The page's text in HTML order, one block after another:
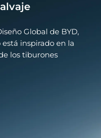
Global de BYD,
inspirado en la
los tiburones